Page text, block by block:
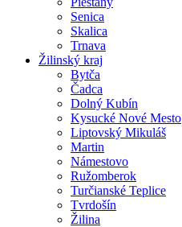
Senica
Skalica
Trnava
Žilinský kraj
Bytča
Čadca
Dolný Kubín
Kysucké Nové Mesto
Liptovský Mikuláš
Martin
Námestovo
Ružomberok
Turčianské Teplice
Tvrdošín
Žilina